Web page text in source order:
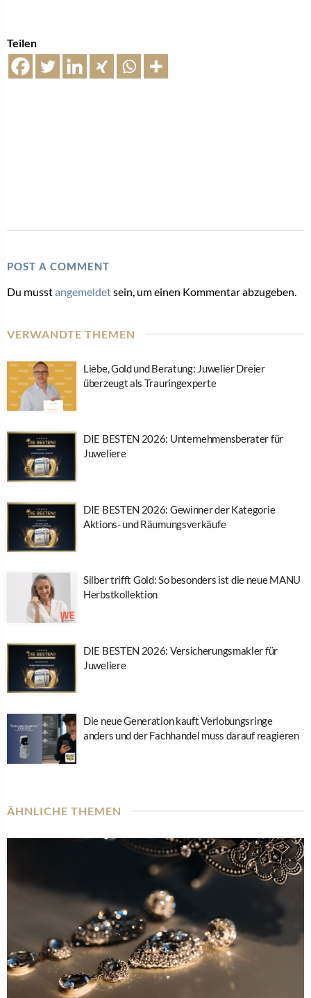
Teilen
POST A COMMENT
Du musstangemeldetsein, um einen Kommentar abzugeben.
VERWANDTE THEMEN
Liebe, Gold und Beratung: Juwelier Dreier
überzeugt als Trauringexperte
DIE BESTEN 2026: Unternehmensberater für
Juweliere
DIE BESTEN 2026: Gewinner der Kategorie
Aktions- und Räumungsverkäufe
Silber trifft Gold: So besonders ist die neue MANU
Herbstkollektion
DIE BESTEN 2026: Versicherungsmakler für
Juweliere
Die neue Generation kauft Verlobungsringe
anders und der Fachhandel muss darauf reagieren
ÄHNLICHE THEMEN